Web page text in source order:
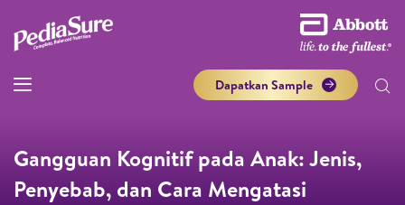
Dapatkan Sample
Gangguan Kognitif pada Anak: Jenis,
Penyebab, dan Cara Mengatasi